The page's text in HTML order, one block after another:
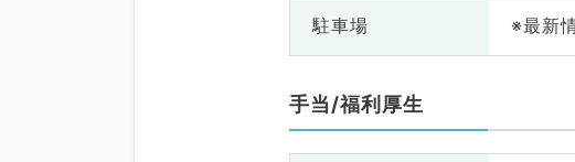
駐車場 ※最新
手当/福利厚生